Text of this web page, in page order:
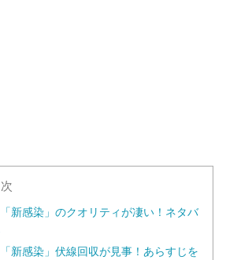
新感染」のクオリティが凄い！ネタバ
新感染」伏線回収が見事！あらすじを